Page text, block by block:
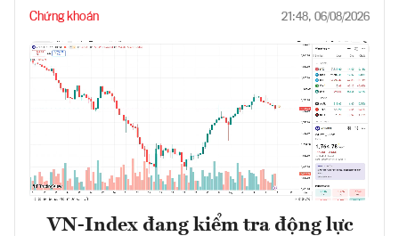
Chứng khoán 21:48, 06/08/2026
VN-Index đang kiểm tra động lực